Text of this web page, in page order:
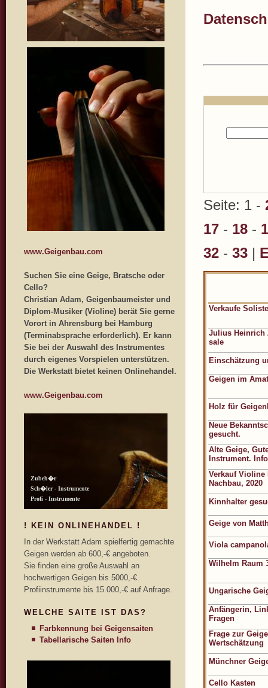
Seite: 1 -
17 - 18 -
32 - 33 |
Verkaufe
Julius Heinrich
sale
Einschätzung
Geigen im
Holz für
Neue
gesucht.
Alte Geige,
Instrument.
Verkauf Violine
Nachbau, 2020
Kinnhalter
Geige von
Viola
Wilhelm Raum
Ungarische
Anfängerin,
Fragen
Frage zur
Wertschätzung
Münchner
Cello Kasten
www.Geigenbau.com
Suchen Sie eine Geige, Bratsche oder
Cello?
Christian Adam, Geigenbaumeister und
Diplom-Musiker (Violine) berät Sie gerne
Vorort in Ahrensburg bei Hamburg
(Terminabsprache erforderlich). Er kann
Sie bei der Auswahl des Instrumentes
durch eigenes Vorspielen unterstützen.
Die Werkstatt bietet keinen Onlinehandel.
www.Geigenbau.com
! KEIN ONLINEHANDEL !
In der Werkstatt Adam spielfertig gemachte
Geigen werden ab 600,-€ angeboten.
Sie finden eine große Auswahl an
hochwertigen Geigen bis 5000,-€.
Profiinstrumente bis 15.000,-€ auf Anfrage.
WELCHE SAITE IST DAS?
Farbkennung bei Geigensaiten
Tabellarische Saiten Info